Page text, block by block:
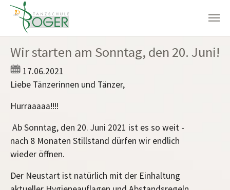
Wir starten am Sonntag, den 20. Juni!
17.06.2021
Liebe Tänzerinnen und Tänzer,
Hurraaaaa!!!!
Ab Sonntag, den 20. Juni 2021 ist es so weit -
nach 8 Monaten Stillstand dürfen wir endlich
wieder öffnen.
Der Neustart ist natürlich mit der Einhaltung